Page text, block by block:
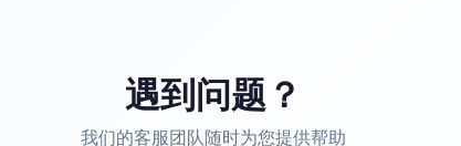
遇到问题？
我们的客服团队随时为您提供帮助